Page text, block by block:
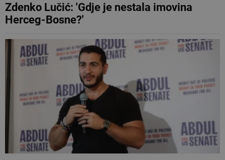
Zdenko Lučić: 'Gdje je nestala imovina
Herceg-Bosne?'